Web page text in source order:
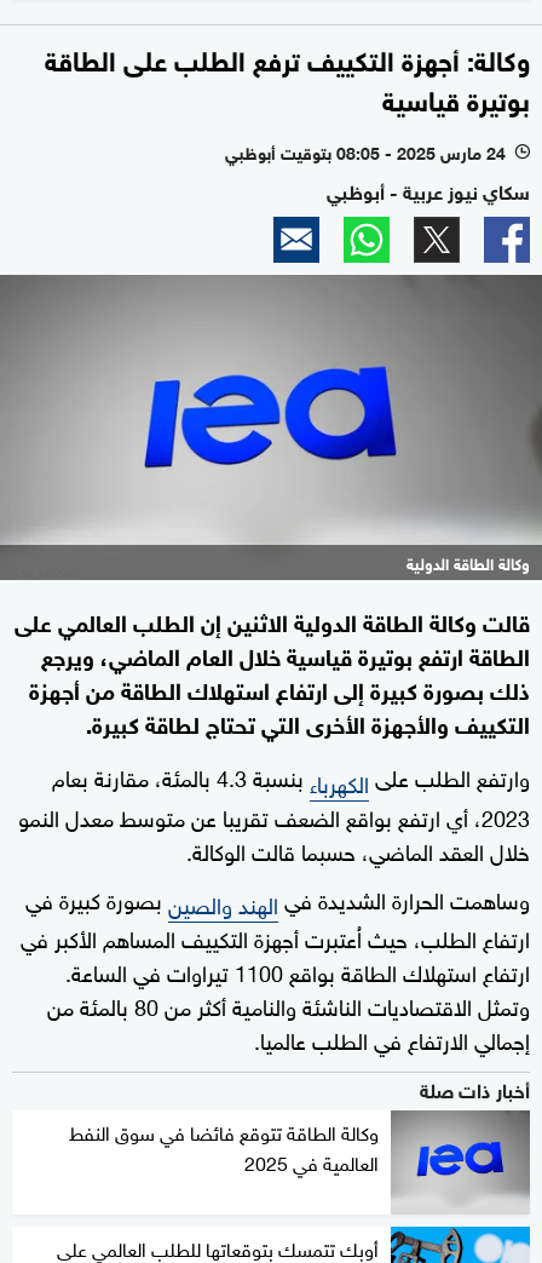
وكالة: أجهزة التكييف ترفع الطلب على الطاقة
بوتيرة قياسية
l 24 مارس 2025 - 08:05 بتوقيت أبوظبي
سكاي نيوز عربية - أبوظبي
وكالة الطاقة الدولية
قالت وكالة الطاقة الدولية الاثنين إن الطلب العالمي على
الطاقة ارتفع بوتيرة قياسية خلال العام الماضي، ويرجع
ذلك بصورة كبيرة إلى ارتفاع استهلاك الطاقة من أجهزة
التكييف والأجهزة الأخرى التي تحتاج لطاقة كبيرة.
وارتفع الطلب علىالكهرباء
بنسبة 4.3 بالمئة، مقارنة بعام
2023، أي ارتفع بواقع الضعف تقريبا عن متوسط معدل النمو
خلال العقد الماضي، حسبما قالت الوكالة.
وساهمت الحرارة الشديدة فيالهند والصينبصورة كبيرة في
ارتفاع الطلب، حيث اُعتبرت أجهزة التكييف المساهم الأكبر في
ارتفاع استهلاك الطاقة بواقع 1100 تيراوات في الساعة.
وتمثل الاقتصاديات الناشئة والنامية أكثر من 80 بالمئة من
إجمالي الارتفاع في الطلب عالميا.
أخبار ذات صلة
وكالة الطاقة تتوقع فائضا في سوق النفط
العالمية في 2025
أوبك تتمسك بتوقعاتها للطلب العالمي على